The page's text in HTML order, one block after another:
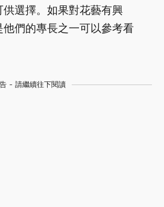
選擇。如果對花藝有興
們的專長之一可以參考看
- 請繼續往下閱讀